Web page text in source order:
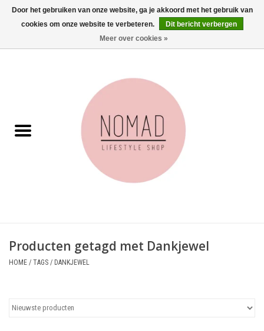
0 Artikelen - €0,00
Aan tafel
Producten getagd met Dankjewel
HOME / TAGS / DANKJEWEL
Door het gebruiken van onze website, ga je akkoord met het gebruik van
cookies om onze website te verbeteren.
Dit bericht verbergen
Meer over cookies »